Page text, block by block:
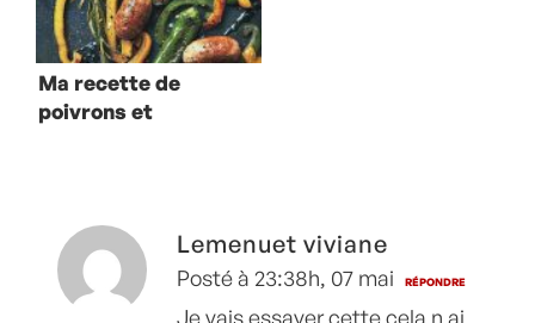
Ma recette de
poivrons et
Lemenuet viviane
Posté à 23:38h, 07 mai RÉPONDRE
Je vais essayer cette cela n ai